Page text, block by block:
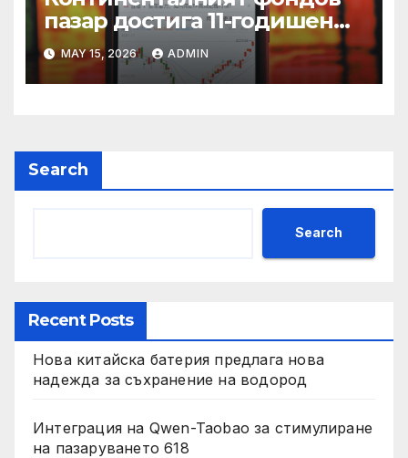
пазар достига 11-годишен
връх
MAY 15, 2026 ADMIN
Search
Search
Recent Posts
Нова китайска батерия предлага нова
надежда за съхранение на водород
Интеграция на Qwen-Taobao за стимулиране
на пазаруването 618